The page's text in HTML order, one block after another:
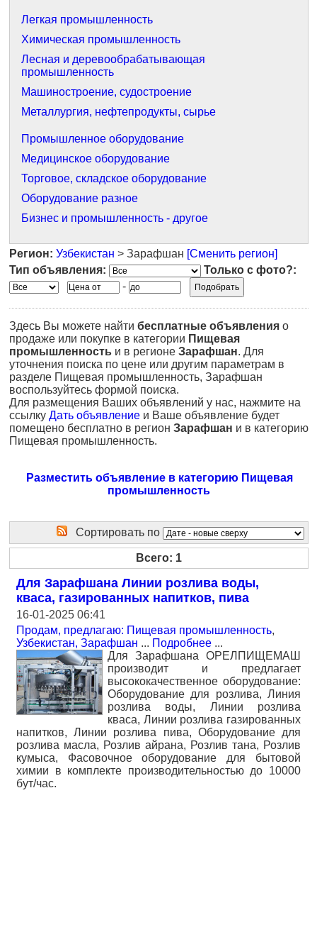
Легкая промышленность
Химическая промышленность
Лесная и деревообрабатывающая
промышленность
Машиностроение, судостроение
Металлургия, нефтепродукты, сырье
Промышленное оборудование
Медицинское оборудование
Торговое, складское оборудование
Оборудование разное
Бизнес и промышленность - другое
Регион: Узбекистан > Зарафшан [Сменить регион]
Тип объявления:
Только с фото?:
-
Здесь Вы можете найти бесплатные объявления о
продаже или покупке в категории Пищевая
промышленность и в регионе Зарафшан. Для
уточнения поиска по цене или другим параметрам в
разделе Пищевая промышленность, Зарафшан
воспользуйтесь формой поиска.
Для размещения Ваших объявлений у нас, нажмите на
ссылку Дать объявление и Ваше объявление будет
помещено бесплатно в регион Зарафшан и в категорию
Пищевая промышленность.
Разместить объявление в категорию Пищевая
промышленность
Сортировать по
Всего: 1
Для Зарафшана Линии розлива воды,
кваса, газированных напитков, пива
16-01-2025 06:41
Продам, предлагаю: Пищевая промышленность,
Узбекистан, Зарафшан ... Подробнее ...
Для Зарафшана ОРЕЛПИЩЕМАШ
производит и предлагает
высококачественное оборудование:
Оборудование для розлива, Линия
розлива воды, Линии розлива
кваса, Линии розлива газированных
напитков, Линии розлива пива, Оборудование для
розлива масла, Розлив айрана, Розлив тана, Розлив
кумыса, Фасовочное оборудование для бытовой
химии в комплекте производительностью до 10000
бут/час.